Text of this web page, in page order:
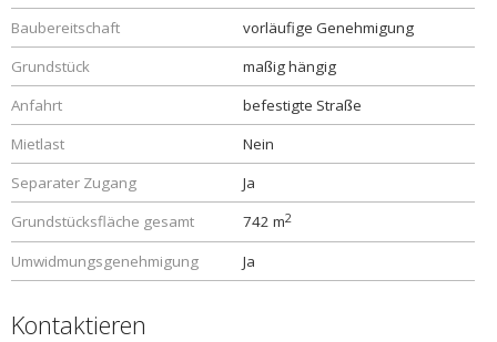
Baubereitschaft
vorläufige Genehmigung
Grundstück
maßig hängig
Anfahrt
befestigte Straße
Mietlast
Nein
Separater Zugang
Ja
Grundstücksfläche gesamt
742 m2
Umwidmungsgenehmigung Ja
Kontaktieren